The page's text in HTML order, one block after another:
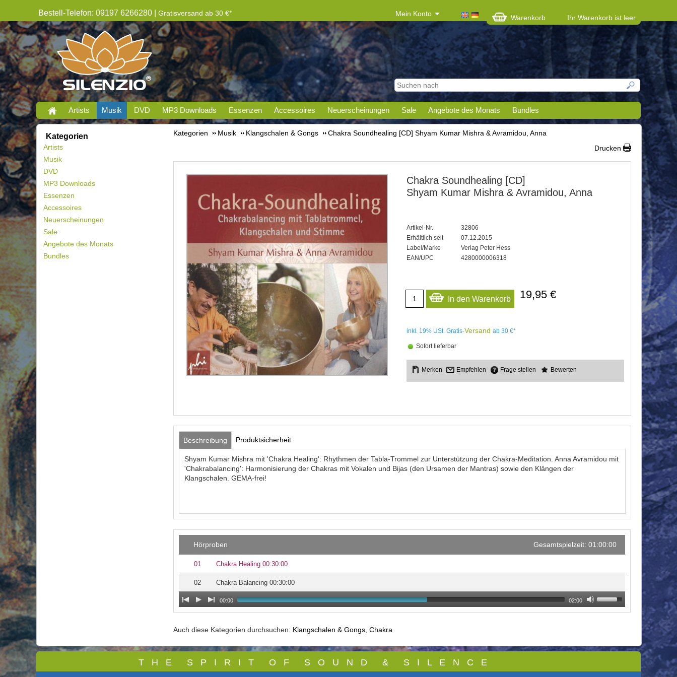
Bestell-Telefon: 09197 6266280 | Gratisversand ab 30 €* Mein Konto Warenkorb Ihr Warenkorb ist leer
Artists Musik DVD MP3 Downloads Essenzen Accessoires Neuerscheinungen Sale Angebote des Monats Bundles
Kategorien
Artists
Musik
DVD
MP3 Downloads
Essenzen
Accessoires
Neuerscheinungen
Sale
Angebote des Monats
Bundles
Kategorien Musik Klangschalen & Gongs
Chakra Soundhealing [CD] Shyam Kumar Mishra & Avramidou, Anna
Drucken
Chakra Soundhealing [CD]
Shyam Kumar Mishra & Avramidou, Anna
Artikel-Nr.
32806
Erhältlich seit
07.12.2015
Label/Marke
Verlag Peter Hess
EAN/UPC
4280000006318
In den Warenkorb 19,95 €
inkl. 19% USt. Gratis-Versand ab 30 €*
Sofort lieferbar
Empfehlen Frage stellen Bewerten
Beschreibung Produktsicherheit
Shyam Kumar Mishra mit 'Chakra Healing': Rhythmen der Tabla-Trommel zur Unterstützung der Chakra-Meditation. Anna Avramidou mit
'Chakrabalancing': Harmonisierung der Chakras mit Vokalen und Bijas (den Ursamen der Mantras) sowie den Klängen der
Klangschalen. GEMA-frei!
Hörproben Gesamtspielzeit: 01:00:00
01 Chakra Healing 00:30:00
02 Chakra Balancing 00:30:00
00:00 02:00
Auch diese Kategorien durchsuchen: Klangschalen & Gongs Chakra
T H E S P I R I T O F S O U N D & S I L E N C E